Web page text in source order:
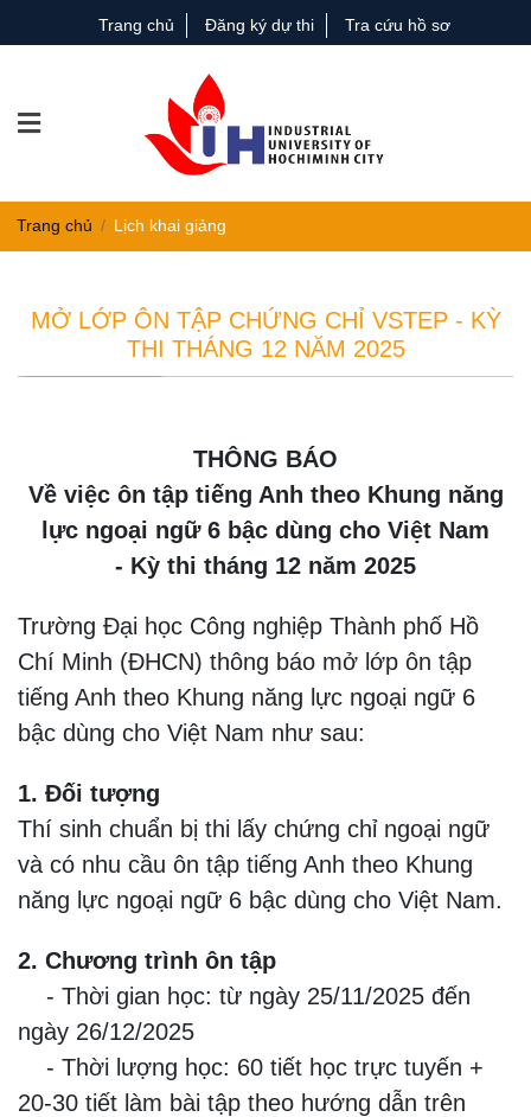
Trang chủ Đăng ký dự thi Tra cứu hồ sơ
Trang chủ Lịch khai giảng
MỞ LỚP ÔN TẬP CHỨNG CHỈ VSTEP - KỲ
THI THÁNG 12 NĂM 2025
THÔNG BÁO
Về việc ôn tập tiếng Anh theo Khung năng
lực ngoại ngữ 6 bậc dùng cho Việt Nam
- Kỳ thi tháng 12 năm 2025
Trường Đại học Công nghiệp Thành phố Hồ
Chí Minh (ĐHCN) thông báo mở lớp ôn tập
tiếng Anh theo Khung năng lực ngoại ngữ 6
bậc dùng cho Việt Nam như sau:
1. Đối tượng
Thí sinh chuẩn bị thi lấy chứng chỉ ngoại ngữ
và có nhu cầu ôn tập tiếng Anh theo Khung
năng lực ngoại ngữ 6 bậc dùng cho Việt Nam.
2. Chương trình ôn tập
- Thời gian học: từ ngày 25/11/2025 đến
ngày 26/12/2025
- Thời lượng học: 60 tiết học trực tuyến +
20-30 tiết làm bài tập theo hướng dẫn trên